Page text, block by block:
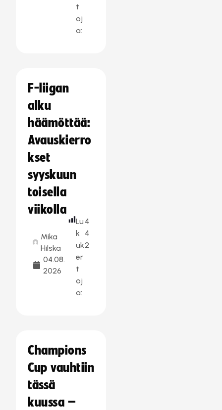
t
oj
a:
F-liigan
alku
häämöttää:
Avauskierro
kset
syyskuun
toisella
viikolla
Mika
Hilska
04.08.
2026
Lu
k
uk
er
t
oj
a:
4
4
2
Champions
Cup vauhtiin
tässä
kuussa –